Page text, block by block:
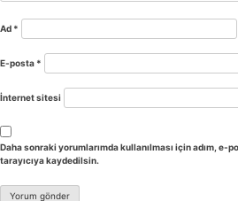
Ad *
E-posta *
İnternet sitesi
Daha sonraki yorumlarımda kullanılması için adım, e-
tarayıcıya kaydedilsin.